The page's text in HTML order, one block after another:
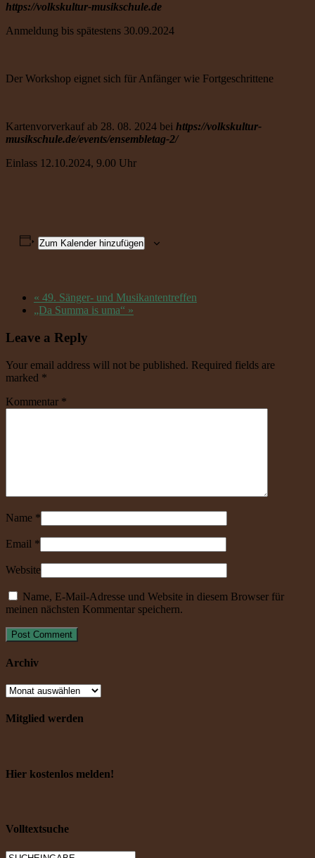
https://volkskultur-musikschule.de
Anmeldung bis spätestens 30.09.2024
Der Workshop eignet sich für Anfänger wie Fortgeschrittene
Kartenvorverkauf ab 28. 08. 2024 bei https://volkskultur-
musikschule.de/events/ensembletag-2/
Einlass 12.10.2024, 9.00 Uhr
Zum Kalender hinzufügen
« 49. Sänger- und Musikantentreffen
„Da Summa is uma“ »
Leave a Reply
Your email address will not be published. Required fields are
marked *
Kommentar *
Name *
Email *
Website
Name, E-Mail-Adresse und Website in diesem Browser für
meinen nächsten Kommentar speichern.
Archiv
Mitglied werden
Hier kostenlos melden!
Volltextsuche